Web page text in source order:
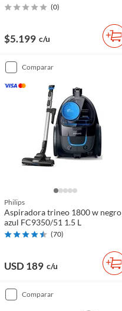
(0)
$5.199 c/u
comparar
Philips
Aspiradora trineo 1800 w negro
azul FC9350/51 1.5 L
(70)
USD 189 c/u
comparar